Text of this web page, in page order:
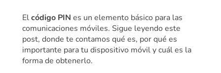
Elcódigo PIN es un elemento básico para las
comunicaciones móviles. Sigue leyendo este
post, donde te contamos qué es, por qué es
importante para tu dispositivo móvil y cuál es la
forma de obtenerlo.